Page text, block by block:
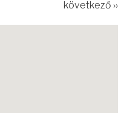
következő ››